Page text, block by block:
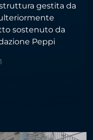
struttura gestita da
sostenuto da
Peppi